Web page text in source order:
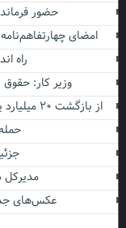
حضور
امضای
راه
وزیر کار:
از بازگشت ۲۰ میلیارد یورو تا برخورد با شبکه کارت‌های بازرگانی اجاره‌ای
حمله
جزئیات ۲ پرونده
مدیرکل
عکس‌های